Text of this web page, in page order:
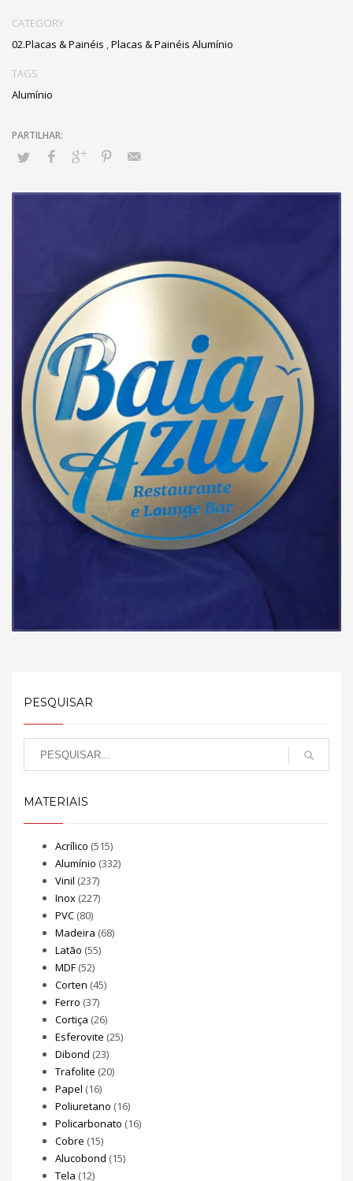
CATEGORY
02.Placas & Painéis ,Placas & Painéis Alumínio
TAGS
Alumínio
PESQUISAR
MATERIAIS
Acrílico (515)
Alumínio (332)
Vinil (237)
Inox (227)
PVC (80)
Madeira (68)
Latão (55)
MDF (52)
Corten (45)
Ferro (37)
Cortiça (26)
Esferovite (25)
Dibond (23)
Trafolite (20)
Papel (16)
Poliuretano (16)
Policarbonato (16)
Cobre (15)
Alucobond (15)
Tela (12)